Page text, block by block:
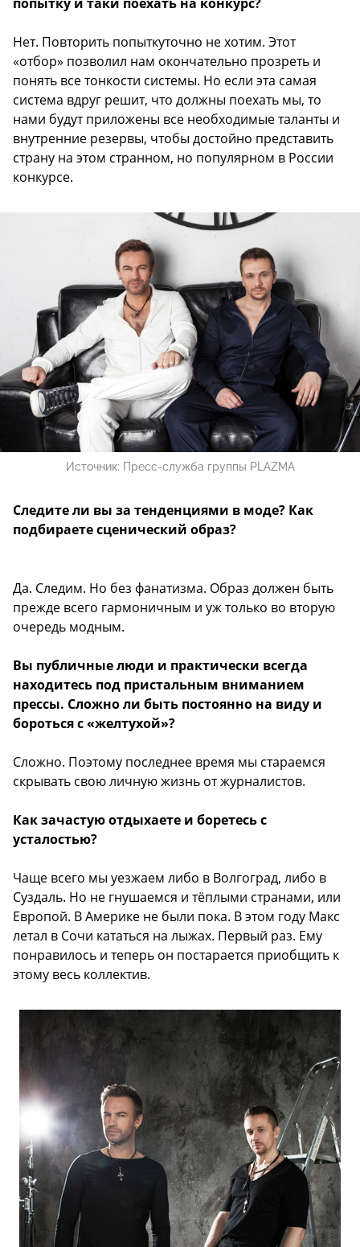
Нет. Повторить попыткуточно не хотим. Этот
«отбор» позволил нам окончательно прозреть и
понять все тонкости системы. Но если эта самая
система вдруг решит, что должны поехать мы, то
нами будут приложены все необходимые таланты и
внутренние резервы, чтобы достойно представить
страну на этом странном, но популярном в России
конкурсе.
Источник: Пресс-служба группы PLAZMA
Следите ли вы за тенденциями в моде? Как
подбираете сценический образ?
Да. Следим. Но без фанатизма. Образ должен быть
прежде всего гармоничным и уж только во вторую
очередь модным.
Вы публичные люди и практически всегда
находитесь под пристальным вниманием
прессы. Сложно ли быть постоянно на виду и
бороться с «желтухой»?
Сложно. Поэтому последнее время мы стараемся
скрывать свою личную жизнь от журналистов.
Как зачастую отдыхаете и боретесь с
усталостью?
Чаще всего мы уезжаем либо в Волгоград, либо в
Суздаль. Но не гнушаемся и тёплыми странами, или
Европой. В Америке не были пока. В этом году Макс
летал в Сочи кататься на лыжах. Первый раз. Ему
понравилось и теперь он постарается приобщить к
этому весь коллектив.